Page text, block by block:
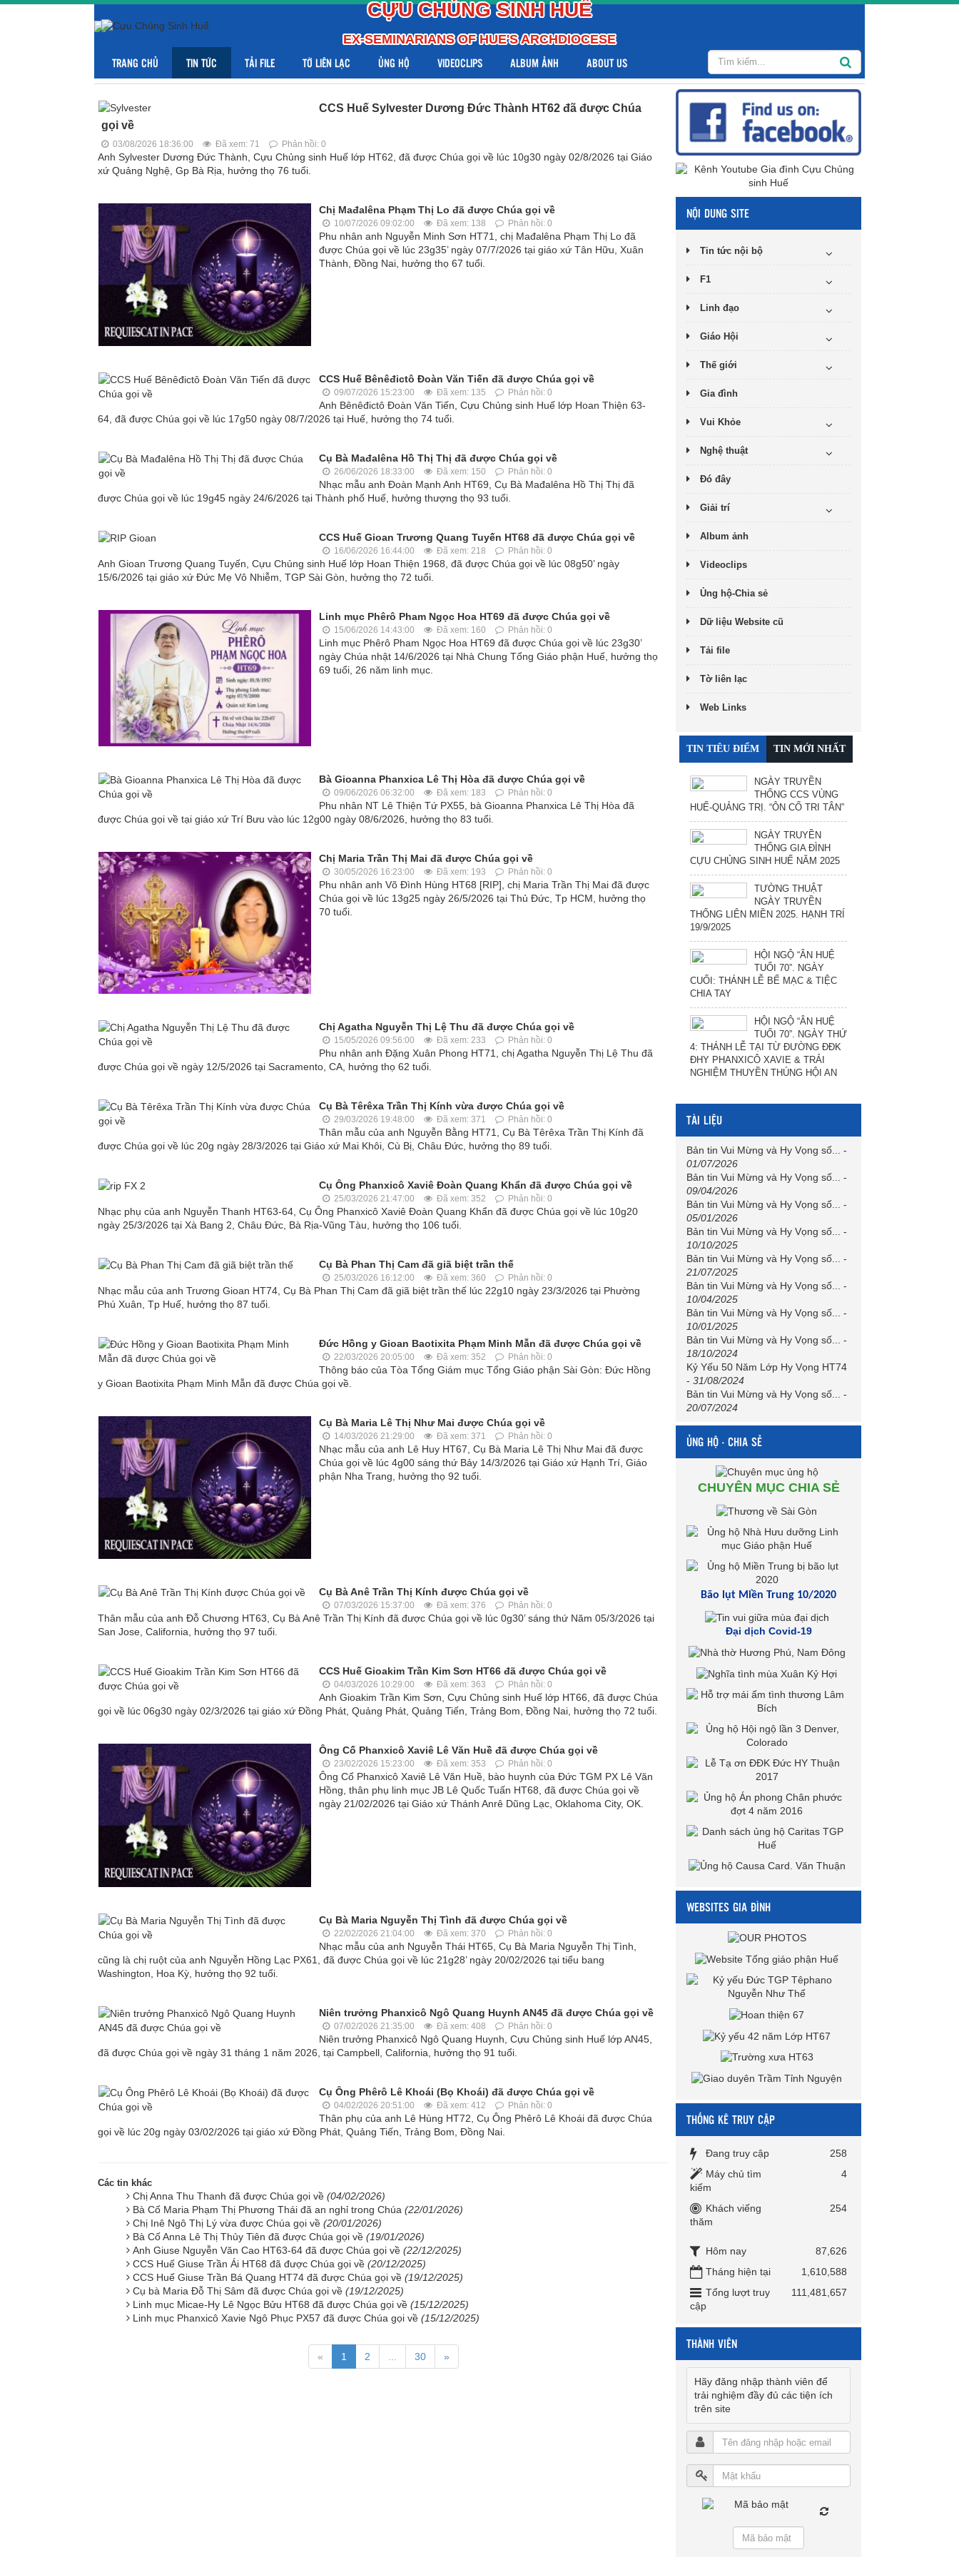
CỰU CHỦNG SINH HUẾ
EX-SEMINARIANS OF HUE'S ARCHDIOCESE
TRANG CHỦ TIN TỨC TẢI FILE TỜ LIÊN LẠC ỦNG HỘ VIDEOCLIPS ALBUM ẢNH ABOUT US
CCS Huế Sylvester Dương Đức Thành HT62 đã được Chúa
gọi về
03/08/2026 18:36:00 Đã xem: 71 Phản hồi: 0
Anh Sylvester Dương Đức Thành, Cựu Chủng sinh Huế lớp HT62, đã được Chúa gọi về lúc 10g30 ngày 02/8/2026 tại Giáo
xứ Quảng Nghệ, Gp Bà Rịa, hưởng thọ 76 tuổi.
Chị Mađalêna Phạm Thị Lo đã được Chúa gọi về
10/07/2026 09:02:00 Đã xem: 138 Phản hồi: 0
Phu nhân anh Nguyễn Minh Sơn HT71, chị Mađalêna Phạm Thị Lo đã
được Chúa gọi về lúc 23g35’ ngày 07/7/2026 tại giáo xứ Tân Hữu, Xuân
Thành, Đồng Nai, hưởng thọ 67 tuổi.
CCS Huế Bênêđictô Đoàn Văn Tiến đã được Chúa gọi về
09/07/2026 15:23:00 Đã xem: 135 Phản hồi: 0
Anh Bênêđictô Đoàn Văn Tiến, Cựu Chủng sinh Huế lớp Hoan Thiện 63-
64, đã được Chúa gọi về lúc 17g50 ngày 08/7/2026 tại Huế, hưởng thọ 74 tuổi.
Cụ Bà Mađalêna Hồ Thị Thị đã được Chúa gọi về
26/06/2026 18:33:00 Đã xem: 150 Phản hồi: 0
Nhạc mẫu anh Đoàn Mạnh Anh HT69, Cụ Bà Mađalêna Hồ Thị Thị đã
được Chúa gọi về lúc 19g45 ngày 24/6/2026 tại Thành phố Huế, hưởng thượng thọ 93 tuổi.
CCS Huế Gioan Trương Quang Tuyến HT68 đã được Chúa gọi về
16/06/2026 16:44:00 Đã xem: 218 Phản hồi: 0
Anh Gioan Trương Quang Tuyến, Cựu Chủng sinh Huế lớp Hoan Thiện 1968, đã được Chúa gọi về lúc 08g50’ ngày
15/6/2026 tại giáo xứ Đức Mẹ Vô Nhiễm, TGP Sài Gòn, hưởng thọ 72 tuổi.
Linh mục Phêrô Pham Ngọc Hoa HT69 đã được Chúa gọi về
15/06/2026 14:43:00 Đã xem: 160 Phản hồi: 0
Linh mục Phêrô Pham Ngọc Hoa HT69 đã được Chúa gọi về lúc 23g30’
ngày Chúa nhật 14/6/2026 tại Nhà Chung Tổng Giáo phận Huế, hưởng thọ
69 tuổi, 26 năm linh mục.
Bà Gioanna Phanxica Lê Thị Hòa đã được Chúa gọi về
09/06/2026 06:32:00 Đã xem: 183 Phản hồi: 0
Phu nhân NT Lê Thiện Tứ PX55, bà Gioanna Phanxica Lê Thị Hòa đã
được Chúa gọi về tại giáo xứ Trí Bưu vào lúc 12g00 ngày 08/6/2026, hưởng thọ 83 tuổi.
Chị Maria Trần Thị Mai đã được Chúa gọi về
30/05/2026 16:23:00 Đã xem: 193 Phản hồi: 0
Phu nhân anh Võ Đình Hùng HT68 [RIP], chị Maria Trần Thị Mai đã được
Chúa gọi về lúc 13g25 ngày 26/5/2026 tại Thủ Đức, Tp HCM, hưởng thọ
70 tuổi.
Chị Agatha Nguyễn Thị Lệ Thu đã được Chúa gọi về
15/05/2026 09:56:00 Đã xem: 233 Phản hồi: 0
Phu nhân anh Đặng Xuân Phong HT71, chị Agatha Nguyễn Thị Lệ Thu đã
được Chúa gọi về ngày 12/5/2026 tại Sacramento, CA, hưởng thọ 62 tuổi.
Cụ Bà Têrêxa Trần Thị Kính vừa được Chúa gọi về
29/03/2026 19:48:00 Đã xem: 371 Phản hồi: 0
Thân mẫu của anh Nguyễn Bằng HT71, Cụ Bà Têrêxa Trần Thị Kính đã
được Chúa gọi về lúc 20g ngày 28/3/2026 tại Giáo xứ Mai Khôi, Cù Bị, Châu Đức, hưởng thọ 89 tuổi.
Cụ Ông Phanxicô Xaviê Đoàn Quang Khẩn đã được Chúa gọi về
25/03/2026 21:47:00 Đã xem: 352 Phản hồi: 0
Nhạc phụ của anh Nguyễn Thanh HT63-64, Cụ Ông Phanxicô Xaviê Đoàn Quang Khẩn đã được Chúa gọi về lúc 10g20
ngày 25/3/2026 tại Xà Bang 2, Châu Đức, Bà Rịa-Vũng Tàu, hưởng thọ 106 tuổi.
Cụ Bà Phan Thị Cam đã giã biệt trần thế
25/03/2026 16:12:00 Đã xem: 360 Phản hồi: 0
Nhạc mẫu của anh Trương Gioan HT74, Cụ Bà Phan Thị Cam đã giã biệt trần thế lúc 22g10 ngày 23/3/2026 tại Phường
Phú Xuân, Tp Huế, hưởng thọ 87 tuổi.
Đức Hồng y Gioan Baotixita Phạm Minh Mẫn đã được Chúa gọi về
22/03/2026 20:05:00 Đã xem: 352 Phản hồi: 0
Thông báo của Tòa Tổng Giám mục Tổng Giáo phận Sài Gòn: Đức Hồng
y Gioan Baotixita Phạm Minh Mẫn đã được Chúa gọi về.
Cụ Bà Maria Lê Thị Như Mai được Chúa gọi về
14/03/2026 21:29:00 Đã xem: 371 Phản hồi: 0
Nhạc mẫu của anh Lê Huy HT67, Cụ Bà Maria Lê Thị Như Mai đã được
Chúa gọi về lúc 4g00 sáng thứ Bảy 14/3/2026 tại Giáo xứ Hạnh Trí, Giáo
phận Nha Trang, hưởng thọ 92 tuổi.
Cụ Bà Anê Trần Thị Kính được Chúa gọi về
07/03/2026 15:37:00 Đã xem: 376 Phản hồi: 0
Thân mẫu của anh Đỗ Chương HT63, Cụ Bà Anê Trần Thị Kính đã được Chúa gọi về lúc 0g30’ sáng thứ Năm 05/3/2026 tại
San Jose, California, hưởng thọ 97 tuổi.
CCS Huế Gioakim Trần Kim Sơn HT66 đã được Chúa gọi về
04/03/2026 10:29:00 Đã xem: 363 Phản hồi: 0
Anh Gioakim Trần Kim Sơn, Cựu Chủng sinh Huế lớp HT66, đã được Chúa
gọi về lúc 06g30 ngày 02/3/2026 tại giáo xứ Đồng Phát, Quảng Phát, Quảng Tiến, Trảng Bom, Ðồng Nai, hưởng thọ 72 tuổi.
Ông Cố Phanxicô Xaviê Lê Văn Huề đã được Chúa gọi về
23/02/2026 15:23:00 Đã xem: 353 Phản hồi: 0
Ông Cố Phanxicô Xaviê Lê Văn Huề, bào huynh của Đức TGM PX Lê Văn
Hồng, thân phụ linh mục JB Lê Quốc Tuấn HT68, đã được Chúa gọi về
ngày 21/02/2026 tại Giáo xứ Thánh Anrê Dũng Lạc, Oklahoma City, OK.
Cụ Bà Maria Nguyễn Thị Tình đã được Chúa gọi về
22/02/2026 21:04:00 Đã xem: 370 Phản hồi: 0
Nhạc mẫu của anh Nguyễn Thái HT65, Cụ Bà Maria Nguyễn Thị Tình,
cũng là chị ruột của anh Nguyễn Hồng Lạc PX61, đã được Chúa gọi về lúc 21g28’ ngày 20/02/2026 tại tiểu bang
Washington, Hoa Kỳ, hưởng thọ 92 tuổi.
Niên trưởng Phanxicô Ngô Quang Huynh AN45 đã được Chúa gọi về
07/02/2026 21:35:00 Đã xem: 408 Phản hồi: 0
Niên trưởng Phanxicô Ngô Quang Huynh, Cựu Chủng sinh Huế lớp AN45,
đã được Chúa gọi về ngày 31 tháng 1 năm 2026, tại Campbell, California, hưởng thọ 91 tuổi.
Cụ Ông Phêrô Lê Khoái (Bọ Khoái) đã được Chúa gọi về
04/02/2026 20:51:00 Đã xem: 412 Phản hồi: 0
Thân phụ của anh Lê Hùng HT72, Cụ Ông Phêrô Lê Khoái đã được Chúa
gọi về lúc 20g ngày 03/02/2026 tại giáo xứ Đồng Phát, Quảng Tiến, Trảng Bom, Ðồng Nai.
Các tin khác
Chị Anna Thu Thanh đã được Chúa gọi về (04/02/2026)
Bà Cố Maria Phạm Thị Phương Thái đã an nghỉ trong Chúa (22/01/2026)
Chị Inê Ngô Thị Lý vừa được Chúa gọi về (20/01/2026)
Bà Cố Anna Lê Thị Thủy Tiên đã được Chúa gọi về (19/01/2026)
Anh Giuse Nguyễn Văn Cao HT63-64 đã được Chúa gọi về (22/12/2025)
CCS Huế Giuse Trần Ái HT68 đã được Chúa gọi về (20/12/2025)
CCS Huế Giuse Trần Bá Quang HT74 đã được Chúa gọi về (19/12/2025)
Cụ bà Maria Đỗ Thị Sâm đã được Chúa gọi về (19/12/2025)
Linh mục Micae-Hy Lê Ngọc Bửu HT68 đã được Chúa gọi về (15/12/2025)
Linh mục Phanxicô Xavie Ngô Phục PX57 đã được Chúa gọi về (15/12/2025)
« 1 2 30 »
NỘI DUNG SITE
Tin tức nội bộ
F1
Linh đạo
Giáo Hội
Thế giới
Gia đình
Vui Khỏe
Nghệ thuật
Đó đây
Giải trí
Album ảnh
Videoclips
Ủng hộ-Chia sẻ
Dữ liệu Website cũ
Tải file
Tờ liên lạc
Web Links
TIN TIÊU ĐIỂM TIN MỚI NHẤT
NGÀY TRUYỀN
THỐNG CCS VÙNG
HUẾ-QUẢNG TRỊ. “ÔN CỐ TRI TÂN”
NGÀY TRUYỀN
THỐNG GIA ĐÌNH
CỰU CHỦNG SINH HUẾ NĂM 2025
TƯỜNG THUẬT
NGÀY TRUYỀN
THỐNG LIÊN MIỀN 2025. HẠNH TRÍ
19/9/2025
HỘI NGỘ “ÂN HUỆ
TUỔI 70”. NGÀY
CUỐI: THÁNH LỄ BẾ MẠC & TIỆC
CHIA TAY
HỘI NGỘ “ÂN HUỆ
TUỔI 70”. NGÀY THỨ
4: THÁNH LỄ TẠI TỪ ĐƯỜNG ĐĐK
ĐHY PHANXICÔ XAVIE & TRẢI
NGHIỆM THUYỀN THÚNG HỘI AN
TÀI LIỆU
Bản tin Vui Mừng và Hy Vọng số...
-
01/07/2026
Bản tin Vui Mừng và Hy Vọng số...
-
09/04/2026
Bản tin Vui Mừng và Hy Vọng số...
-
05/01/2026
Bản tin Vui Mừng và Hy Vọng số...
-
10/10/2025
Bản tin Vui Mừng và Hy Vọng số...
-
21/07/2025
Bản tin Vui Mừng và Hy Vọng số...
-
10/04/2025
Bản tin Vui Mừng và Hy Vọng số...
-
10/01/2025
Bản tin Vui Mừng và Hy Vọng số...
-
18/10/2024
Kỷ Yếu 50 Năm Lớp Hy Vọng HT74
- 31/08/2024
Bản tin Vui Mừng và Hy Vọng số...
-
20/07/2024
ỦNG HỘ - CHIA SẺ
CHUYÊN MỤC CHIA SẺ
Bão lụt Miền Trung 10/2020
Đại dịch Covid-19
WEBSITES GIA ĐÌNH
THỐNG KÊ TRUY CẬP
Đang truy cập
258
Máy chủ tìm
kiếm
4
Khách viếng
thăm
254
Hôm nay
87,626
Tháng hiện tại
1,610,588
Tổng lượt truy
cập
111,481,657
THÀNH VIÊN
Hãy đăng nhập thành viên để
trải nghiệm đầy đủ các tiện ích
trên site